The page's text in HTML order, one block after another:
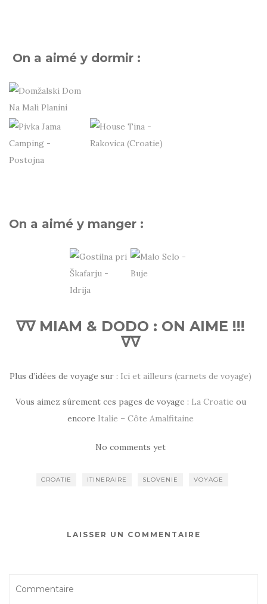
On a aimé y dormir :
On a aimé y manger :
∇∇ MIAM & DODO : ON AIME !!!
∇∇
Plus d’idées de voyage sur : Ici et ailleurs (carnets de voyage)
Vous aimez sûrement ces pages de voyage : La Croatie ou
encore Italie – Côte Amalfitaine
No comments yet
CROATIE ITINERAIRE SLOVENIE VOYAGE
LAISSER UN COMMENTAIRE